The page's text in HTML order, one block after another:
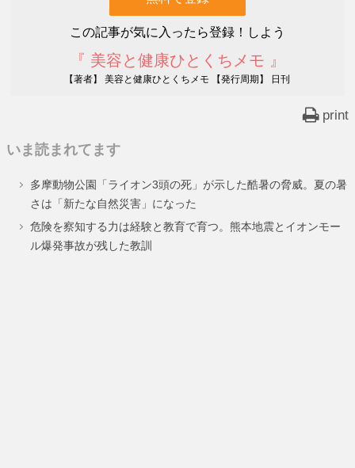
この記事が気に入ったら登録！しよう
『 美容と健康ひとくちメモ 』
【著者】 美容と健康ひとくちメモ 【発行周期】 日刊
print
いま読まれてます
多摩動物公園「ライオン3頭の死」が示した酷暑の脅威。夏の暑
さは「新たな自然災害」になった
危険を察知する力は経験と教育で育つ。熊本地震とイオンモー
ル爆発事故が残した教訓